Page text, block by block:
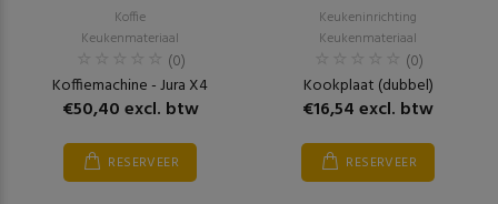
Koffie
Keukenmateriaal
(0)
Koffiemachine - Jura X4
€50,40 excl. btw
RESERVEER
Keukeninrichting
Keukenmateriaal
(0)
Kookplaat (dubbel)
€16,54 excl. btw
RESERVEER